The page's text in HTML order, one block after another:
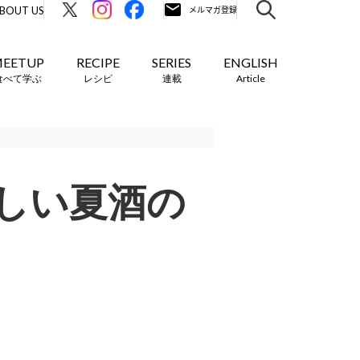
US
べて学ぶ
RECIPE
レシピ
SERIES
連載
ENGLISH
Article
い夏酒の